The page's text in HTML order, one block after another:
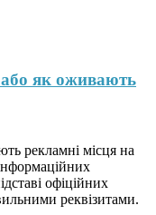
як оживають
рекламні місця на
офіційних
реквізитами.